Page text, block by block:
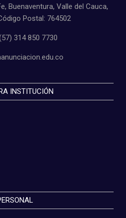
Buenaventura, Valle del Cauca,
Postal: 764502
314 850 7730
INSTITUCIÓN